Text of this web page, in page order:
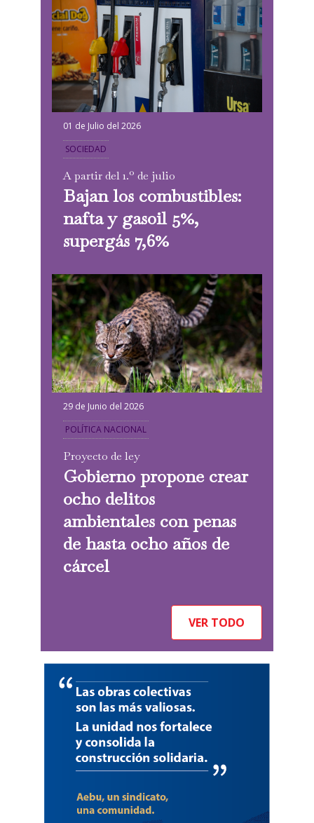
01 de Julio del 2026
SOCIEDAD
A partir del 1.º de julio
Bajan los combustibles:
nafta y gasoil 5%,
supergás 7,6%
29 de Junio del 2026
POLÍTICA NACIONAL
Proyecto de ley
Gobierno propone crear
ocho delitos
ambientales con penas
de hasta ocho años de
cárcel
VER TODO